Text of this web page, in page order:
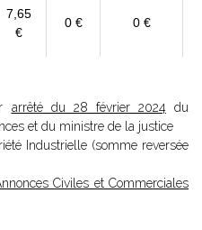
7,65
€
0 € 0 €
arrêté du 28 février 2024 du
et du ministre de la justice
Industrielle (somme reversée
Civiles et Commerciales